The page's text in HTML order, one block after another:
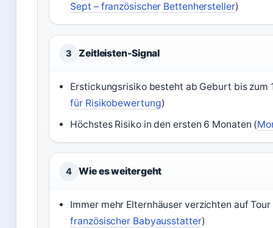
Sept – französischer Bettenhersteller)
3 Zeitleisten-Signal
Erstickungsrisiko besteht ab Geburt bis zum
für Risikobewertung)
Höchstes Risiko in den ersten 6 Monaten (
4 Wie es weitergeht
Immer mehr Elternhäuser verzichten auf
französischer Babyausstatter)